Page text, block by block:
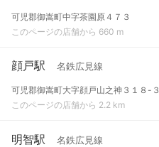
可児郡御嵩町中字茶園原４７３
このページの店舗から 660 m
顔戸駅 名鉄広見線
可児郡御嵩町大字顔戸山之神３１８-３
このページの店舗から 2.2 km
明智駅 名鉄広見線